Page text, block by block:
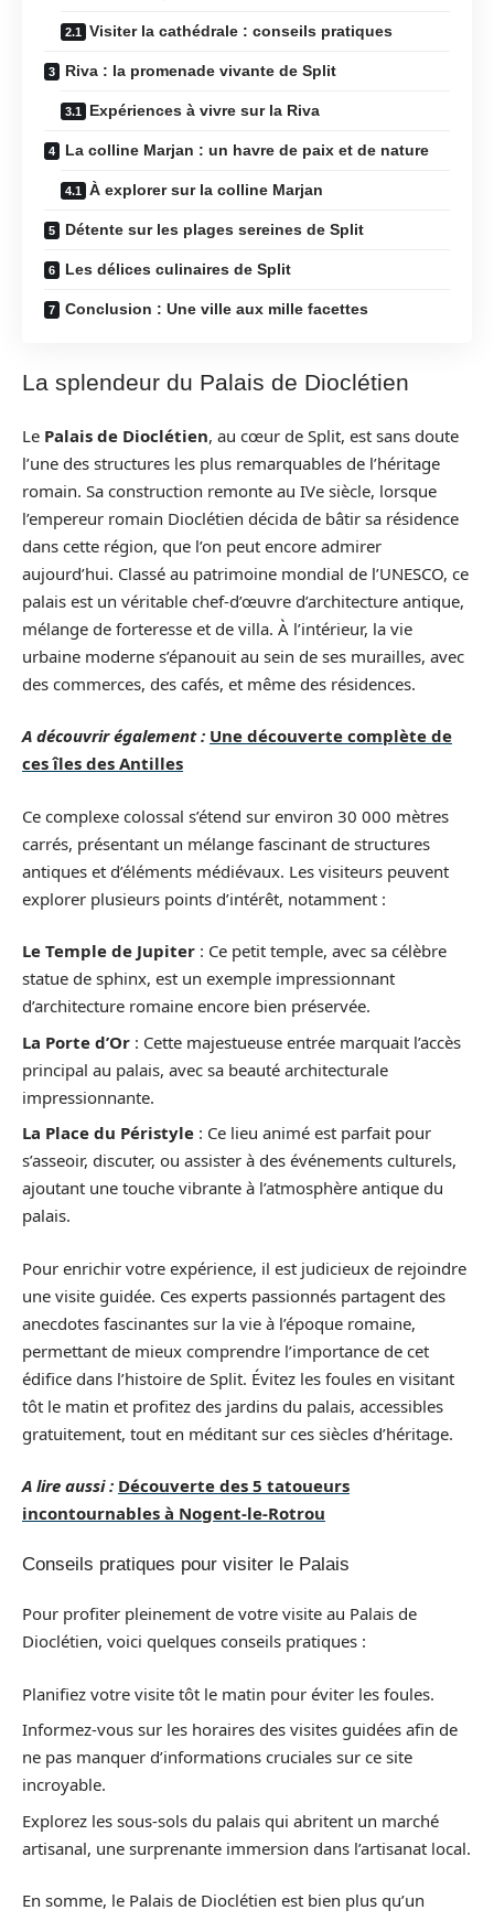
Visiter la cathédrale : conseils pratiques
Riva : la promenade vivante de Split
Expériences à vivre sur la Riva
La colline Marjan : un havre de paix et de nature
À explorer sur la colline Marjan
Détente sur les plages sereines de Split
Les délices culinaires de Split
Conclusion : Une ville aux mille facettes
La splendeur du Palais de Dioclétien
Le Palais de Dioclétien, au cœur de Split, est sans doute
l’une des structures les plus remarquables de l’héritage
romain. Sa construction remonte au IVe siècle, lorsque
l’empereur romain Dioclétien décida de bâtir sa résidence
dans cette région, que l’on peut encore admirer
aujourd’hui. Classé au patrimoine mondial de l’UNESCO, ce
palais est un véritable chef-d’œuvre d’architecture antique,
mélange de forteresse et de villa. À l’intérieur, la vie
urbaine moderne s’épanouit au sein de ses murailles, avec
des commerces, des cafés, et même des résidences.
A découvrir également : Une découverte complète de
ces îles des Antilles
Ce complexe colossal s’étend sur environ 30 000 mètres
carrés, présentant un mélange fascinant de structures
antiques et d’éléments médiévaux. Les visiteurs peuvent
explorer plusieurs points d’intérêt, notamment :
Le Temple de Jupiter : Ce petit temple, avec sa célèbre
statue de sphinx, est un exemple impressionnant
d’architecture romaine encore bien préservée.
La Porte d’Or : Cette majestueuse entrée marquait l’accès
principal au palais, avec sa beauté architecturale
impressionnante.
La Place du Péristyle : Ce lieu animé est parfait pour
s’asseoir, discuter, ou assister à des événements culturels,
ajoutant une touche vibrante à l’atmosphère antique du
palais.
Pour enrichir votre expérience, il est judicieux de rejoindre
une visite guidée. Ces experts passionnés partagent des
anecdotes fascinantes sur la vie à l’époque romaine,
permettant de mieux comprendre l’importance de cet
édifice dans l’histoire de Split. Évitez les foules en visitant
tôt le matin et profitez des jardins du palais, accessibles
gratuitement, tout en méditant sur ces siècles d’héritage.
A lire aussi : Découverte des 5 tatoueurs
incontournables à Nogent-le-Rotrou
Conseils pratiques pour visiter le Palais
Pour profiter pleinement de votre visite au Palais de
Dioclétien, voici quelques conseils pratiques :
Planifiez votre visite tôt le matin pour éviter les foules.
Informez-vous sur les horaires des visites guidées afin de
ne pas manquer d’informations cruciales sur ce site
incroyable.
Explorez les sous-sols du palais qui abritent un marché
artisanal, une surprenante immersion dans l’artisanat local.
En somme, le Palais de Dioclétien est bien plus qu’un